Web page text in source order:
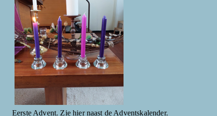
Eerste Advent. Zie hier naast de Adventskalender.